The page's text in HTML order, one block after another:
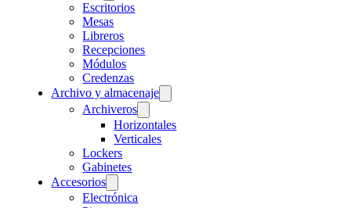
Escritorios
Mesas
Libreros
Recepciones
Módulos
Credenzas
Archivo y almacenaje
Archiveros
Horizontales
Verticales
Lockers
Gabinetes
Accesorios
Electrónica